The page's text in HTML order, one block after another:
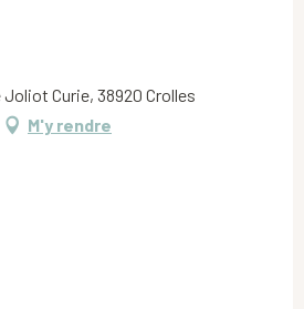
Joliot Curie, 38920 Crolles
M'y rendre